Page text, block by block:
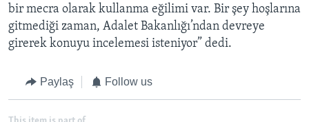
bir mecra olarak kullanma eğilimi var. Bir şey hoşlarına
gitmediği zaman, Adalet Bakanlığı’ndan devreye
girerek konuyu incelemesi isteniyor” dedi.
Paylaş Follow us